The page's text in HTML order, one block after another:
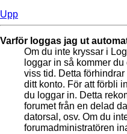
Upp
Varför loggas jag ut
Om du inte kryssar i
loggar in så kommer
viss tid. Detta
ditt konto. För att förbli
du loggar in. Detta
forumet från en delad
datorsal, osv. Om du
forumadministratören